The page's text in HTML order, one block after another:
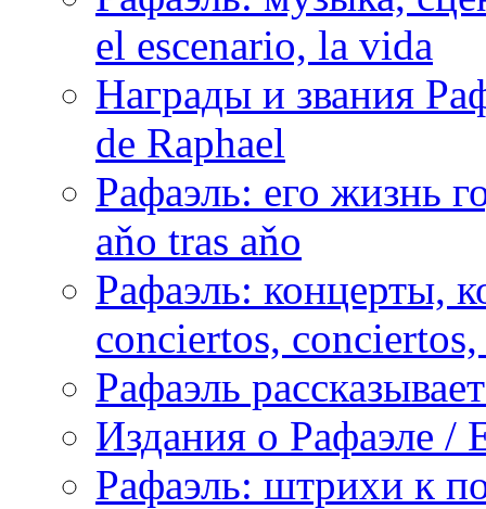
el escenario, la vida
Награды и звания
de Raphael
Рафаэль: его жизнь
aňo tras aňo
Рафаэль: концерты,
conciertos,
Рафаэль
Издания о Рафаэле /
Рафаэль: штрихи к